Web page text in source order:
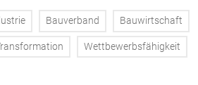
Bauverband Bauwirtschaft
Wettbewerbsfähigkeit